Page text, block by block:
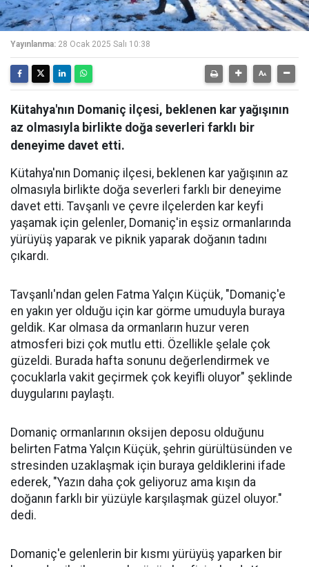
Yayınlanma: 28 Ocak 2025 Salı 10:38
Kütahya'nın Domaniç ilçesi, beklenen kar yağışının
az olmasıyla birlikte doğa severleri farklı bir
deneyime davet etti.
Kütahya'nın Domaniç ilçesi, beklenen kar yağışının az
olmasıyla birlikte doğa severleri farklı bir deneyime
davet etti. Tavşanlı ve çevre ilçelerden kar keyfi
yaşamak için gelenler, Domaniç'in eşsiz ormanlarında
yürüyüş yaparak ve piknik yaparak doğanın tadını
çıkardı.
Tavşanlı'ndan gelen Fatma Yalçın Küçük, "Domaniç'e
en yakın yer olduğu için kar görme umuduyla buraya
geldik. Kar olmasa da ormanların huzur veren
atmosferi bizi çok mutlu etti. Özellikle şelale çok
güzeldi. Burada hafta sonunu değerlendirmek ve
çocuklarla vakit geçirmek çok keyifli oluyor" şeklinde
duygularını paylaştı.
Domaniç ormanlarının oksijen deposu olduğunu
belirten Fatma Yalçın Küçük, şehrin gürültüsünden ve
stresinden uzaklaşmak için buraya geldiklerini ifade
ederek, "Yazın daha çok geliyoruz ama kışın da
doğanın farklı bir yüzüyle karşılaşmak güzel oluyor."
dedi.
Domaniç'e gelenlerin bir kısmı yürüyüş yaparken bir